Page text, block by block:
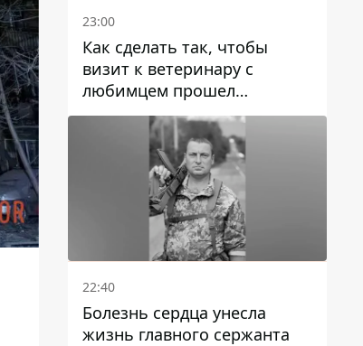
23:00
Как сделать так, чтобы
визит к ветеринару с
любимцем прошел
спокойно: простые советы
22:40
Болезнь сердца унесла
жизнь главного сержанта